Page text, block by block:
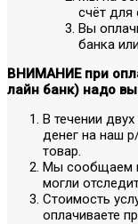
счёт для
Вы
банка
ВНИМАНИЕ при
лайн банк) надо
В течении
денег на наш
товар.
Мы сообщаем
могли
Стоимость
оплачиваете